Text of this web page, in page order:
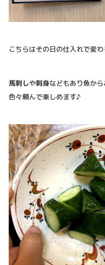
こちらはその日の仕入れで変
馬刺しや刺身などもあり魚か
色々頼んで楽しめます♪